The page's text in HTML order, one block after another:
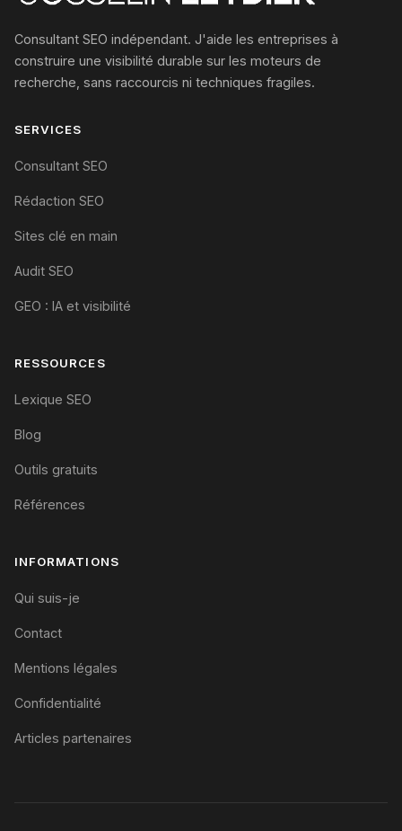
Consultant SEO indépendant. J'aide les entreprises à
construire une visibilité durable sur les moteurs de
recherche, sans raccourcis ni techniques fragiles.
SERVICES
Consultant SEO
Rédaction SEO
Sites clé en main
Audit SEO
GEO : IA et visibilité
RESSOURCES
Lexique SEO
Blog
Outils gratuits
Références
INFORMATIONS
Qui suis-je
Contact
Mentions légales
Confidentialité
Articles partenaires